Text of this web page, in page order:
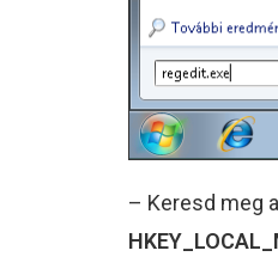
– Keresd meg